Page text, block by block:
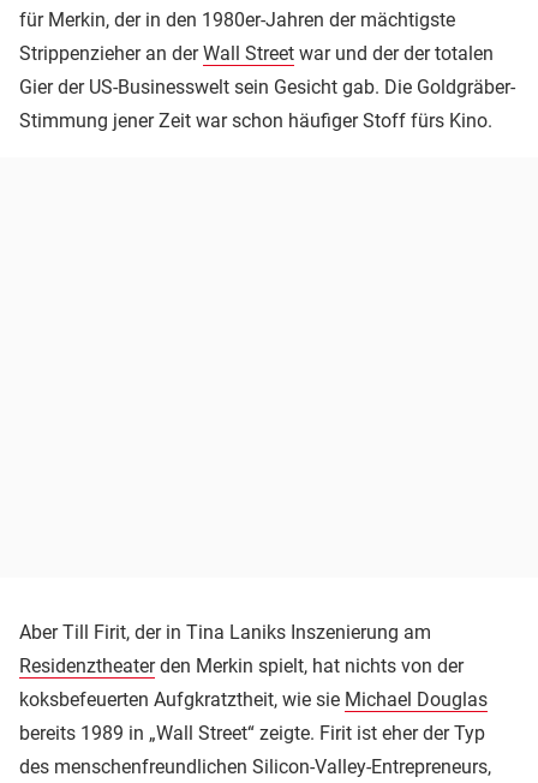
für Merkin, der in den 1980er-Jahren der mächtigste
Strippenzieher an derWall Street war und der der totalen
Gier der US-Businesswelt sein Gesicht gab. Die Goldgräber-
Stimmung jener Zeit war schon häufiger Stoff fürs Kino.
Aber Till Firit, der in Tina Laniks Inszenierung am
Residenztheaterden Merkin spielt, hat nichts von der
koksbefeuerten Aufgkratztheit, wie sie Michael Douglas
bereits 1989 in „Wall Street“ zeigte. Firit ist eher der Typ
des menschenfreundlichen Silicon-Valley-Entrepreneurs,